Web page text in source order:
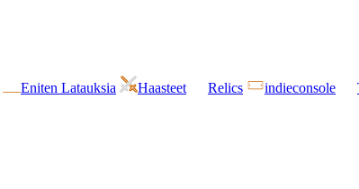
Eniten Latauksia Haasteet Relics indieconsole